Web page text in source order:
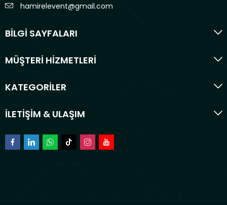
hamirelevent@gmail.com
BİLGİ SAYFALARI
MÜŞTERİ HİZMETLERİ
KATEGORİLER
İLETİŞİM & ULAŞIM